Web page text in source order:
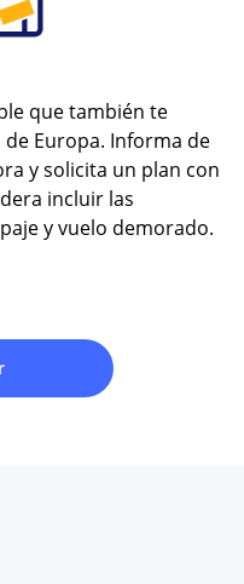
que también te
Europa. Informa de
y solicita un plan con
incluir las
y vuelo demorado.